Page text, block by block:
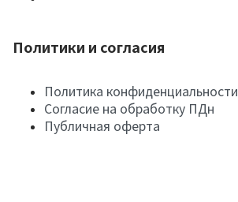
Политики и согласия
Политика конфиденциальности
Согласие на обработку ПДн
Публичная оферта